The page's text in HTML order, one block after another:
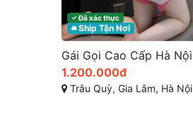
✓Đã xác thực
🚘Ship Tận Nơi
1.200.000đ
Trâu Quỳ, Gia Lâm, Hà Nội